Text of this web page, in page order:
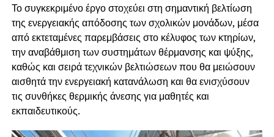
Το συγκεκριμένο έργο στοχεύει στη σημαντική βελτίωση
της ενεργειακής απόδοσης των σχολικών μονάδων, μέσα
από εκτεταμένες παρεμβάσεις στο κέλυφος των κτηρίων,
την αναβάθμιση των συστημάτων θέρμανσης και ψύξης,
καθώς και σειρά τεχνικών βελτιώσεων που θα μειώσουν
αισθητά την ενεργειακή κατανάλωση και θα ενισχύσουν
τις συνθήκες θερμικής άνεσης για μαθητές και
εκπαιδευτικούς.